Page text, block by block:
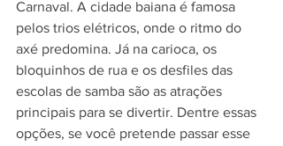
Carnaval. A cidade baiana é famosa
pelos trios elétricos, onde o ritmo do
axé predomina. Já na carioca, os
bloquinhos de rua e os desfiles das
escolas de samba são as atrações
principais para se divertir. Dentre essas
opções, se você pretende passar esse